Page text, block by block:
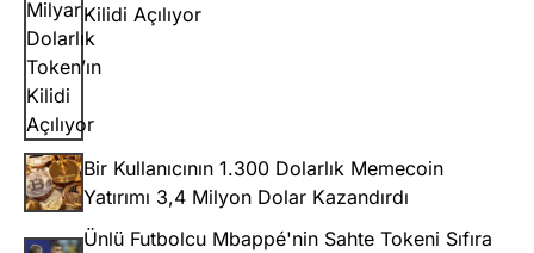
Kilidi Açılıyor
Bir Kullanıcının 1.300 Dolarlık Memecoin
Yatırımı 3,4 Milyon Dolar Kazandırdı
Ünlü Futbolcu Mbappé'nin Sahte Tokeni Sıfıra